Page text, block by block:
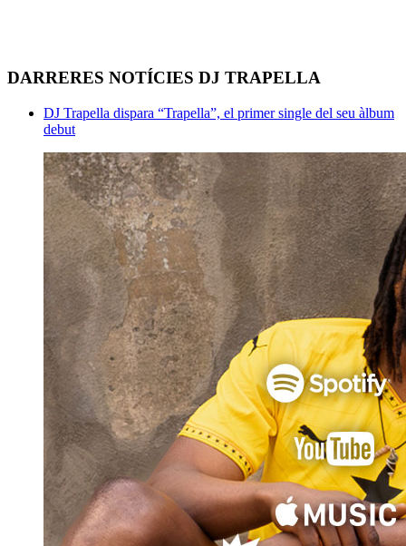
DARRERES NOTÍCIES DJ TRAPELLA
DJ Trapella dispara “Trapella”, el primer single del seu àlbum
debut